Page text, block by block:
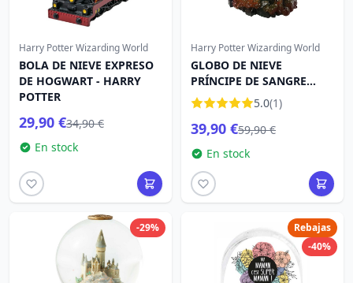
Harry Potter Wizarding World
BOLA DE NIEVE EXPRESO
DE HOGWART - HARRY
POTTER
29,90 €34,90 €
En stock
Harry Potter Wizarding World
GLOBO DE NIEVE
PRÍNCIPE DE SANGRE
MIXTA - HARRY POTTER
5.0(1)
39,90 €59,90 €
En stock
-29%
Rebajas
-40%